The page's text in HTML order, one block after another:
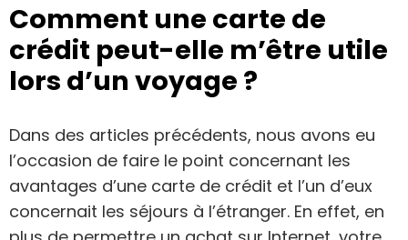
Comment une carte de
crédit peut-elle m’être utile
lors d’un voyage ?
Dans des articles précédents, nous avons eu
l’occasion de faire le point concernant les
avantages d’une carte de crédit et l’un d’eux
concernait les séjours à l’étranger. En effet, en